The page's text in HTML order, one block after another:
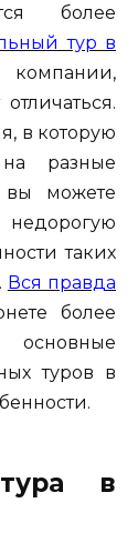
более
тур в
в которую
разные
вы можете
таких
Вся правда
более
туров в
в